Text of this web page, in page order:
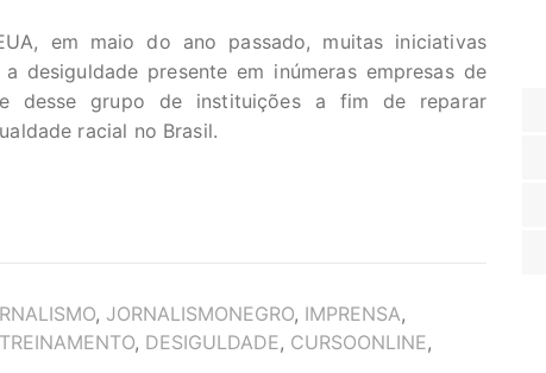
em maio do ano passado, muitas iniciativas
desiguldade presente em inúmeras empresas de
desse grupo de instituições a fim de reparar
racial no Brasil.
, JORNALISMONEGRO, IMPRENSA,
TREINAMENTO, DESIGULDADE, CURSOONLINE,